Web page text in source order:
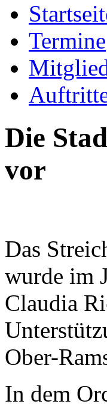
Termine
Die
vor
Das
wurde im
Claudia
Ober-
In dem